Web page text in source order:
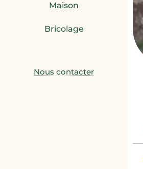
Maison
Bricolage
Nous contacter